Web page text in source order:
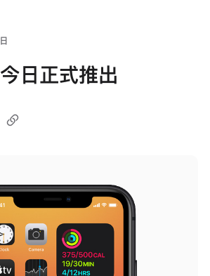
日正式推出